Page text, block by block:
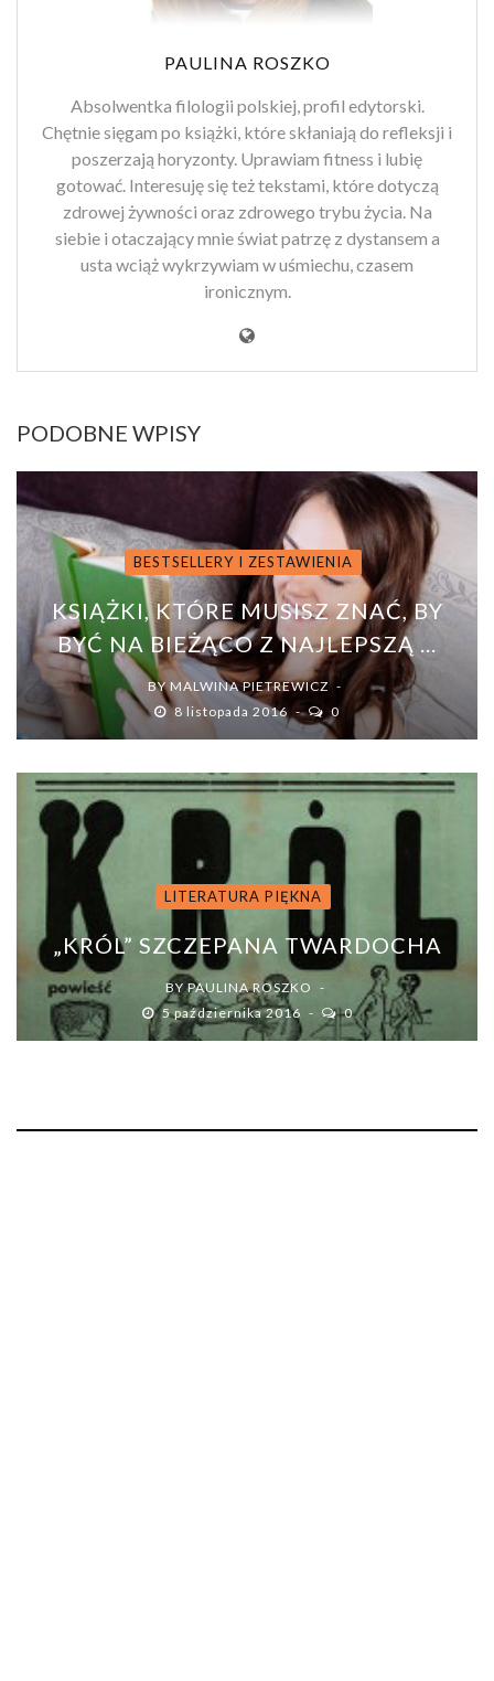
PAULINA ROSZKO
Absolwentka filologii polskiej, profil edytorski.
Chętnie sięgam po książki, które skłaniają do refleksji i
poszerzają horyzonty. Uprawiam fitness i lubię
gotować. Interesuję się też tekstami, które dotyczą
zdrowej żywności oraz zdrowego trybu życia. Na
siebie i otaczający mnie świat patrzę z dystansem a
usta wciąż wykrzywiam w uśmiechu, czasem
ironicznym.
PODOBNE WPISY
BESTSELLERY I ZESTAWIENIA
KSIĄŻKI, KTÓRE MUSISZ ZNAĆ, BY
BYĆ NA BIEŻĄCO Z NAJLEPSZĄ ...
BY MALWINA PIETREWICZ
8 listopada 2016
0
LITERATURA PIĘKNA
„KRÓL” SZCZEPANA TWARDOCHA
BYPAULINA ROSZKO
5 października 2016
0